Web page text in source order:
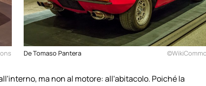
De Tomaso Pantera
ma non al motore: all'abitacolo. Poiché la